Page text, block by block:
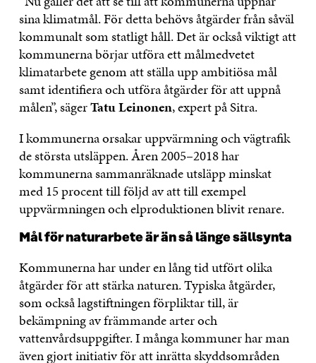
sina klimatmål. För detta behövs åtgärder från såväl
kommunalt som statligt håll. Det är också viktigt att
kommunerna börjar utföra ett målmedvetet
klimatarbete genom att ställa upp ambitiösa mål
samt identifiera och utföra åtgärder för att uppnå
målen”, sägerTatu Leinonen, expert på Sitra.
I kommunerna orsakar uppvärmning och vägtrafik
de största utsläppen. Åren 2005–2018 har
kommunerna sammanräknade utsläpp minskat
med 15 procent till följd av att till exempel
uppvärmningen och elproduktionen blivit renare.
Mål för naturarbete är än så länge sällsynta
Kommunerna har under en lång tid utfört olika
åtgärder för att stärka naturen. Typiska åtgärder,
som också lagstiftningen förpliktar till, är
bekämpning av främmande arter och
vattenvårdsuppgifter. I många kommuner har man
även gjort initiativ för att inrätta skyddsområden